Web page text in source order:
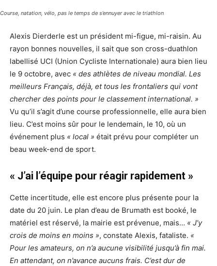
Course, natation, vélo, pas le temps de s’ennuyer avec le triathlon
Alexis Dierderle est un président mi-figue, mi-raisin. Au
rayon bonnes nouvelles, il sait que son cross-duathlon
labellisé UCI (Union Cycliste Internationale) aura bien lieu
le 9 octobre, avec « des athlètes de niveau mondial. Les
meilleurs Français, déjà, et tous les frontaliers qui vont
chercher des points pour le classement international. »
Vu qu’il s’agit d’une course professionnelle, elle aura bien
lieu. C’est moins sûr pour le lendemain, le 10, où un
événement plus « local » était prévu pour compléter un
beau week-end de sport.
« J’ai l’équipe pour réagir rapidement »
Cette incertitude, elle est encore plus présente pour la
date du 20 juin. Le plan d’eau de Brumath est booké, le
matériel est réservé, la mairie est prévenue, mais… « J’y
crois de moins en moins », constate Alexis, fataliste. «
Pour les amateurs, on n’a aucune visibilité jusqu’à fin mai.
En attendant, on n’avance aucuns frais. C’est dur de